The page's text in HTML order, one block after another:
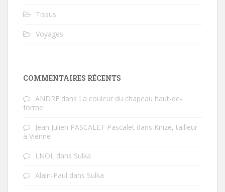
Tissus
Voyages
COMMENTAIRES RÉCENTS
ANDRE dans La couleur du chapeau haut-de-
forme
Jean Julien PASCALET Pascalet dans Knize, tailleur
à Vienne
LNOL dans Sulka
Alain-Paul dans Sulka